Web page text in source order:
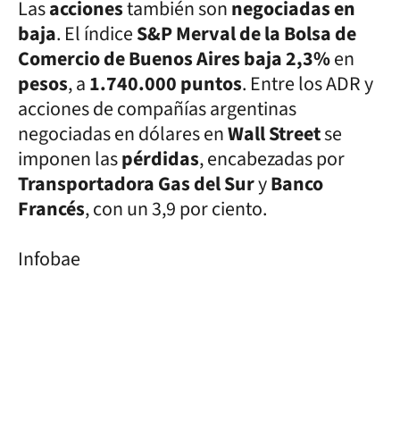
Lasaccionestambién sonnegociadas en
baja. El índiceS&P Merval de la Bolsa de
Comercio de Buenos Aires baja 2,3%en
pesos, a1.740.000 puntos. Entre los ADR y
acciones de compañías argentinas
negociadas en dólares enWall Streetse
imponen laspérdidas, encabezadas por
Transportadora Gas del SuryBanco
Francés, con un 3,9 por ciento.
Infobae